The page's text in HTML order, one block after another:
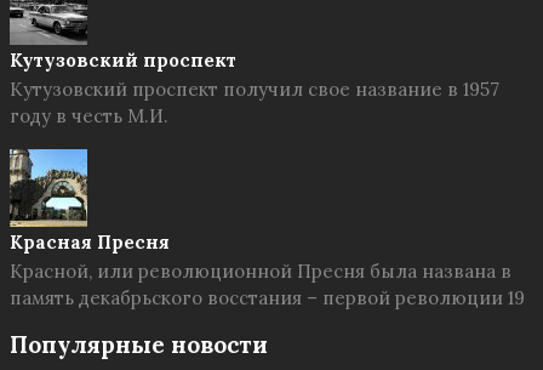
Кутузовский проспект
Кутузовский проспект получил свое название в 1957
году в честь М.И.
Красная Пресня
Красной, или революционной Пресня была названа в
память декабрьского восстания – первой революции 19
Популярные новости